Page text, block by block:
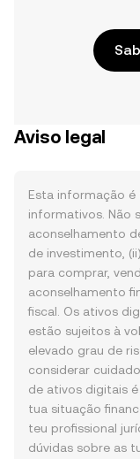
Aviso legal
Esta informação é
informativos. Não
aconselhamento
de investimento,
para comprar,
aconselhamento
fiscal. Os ativos
estão sujeitos à
elevado grau de
considerar
de ativos digitais
tua situação
teu profissional
dúvidas sobre as